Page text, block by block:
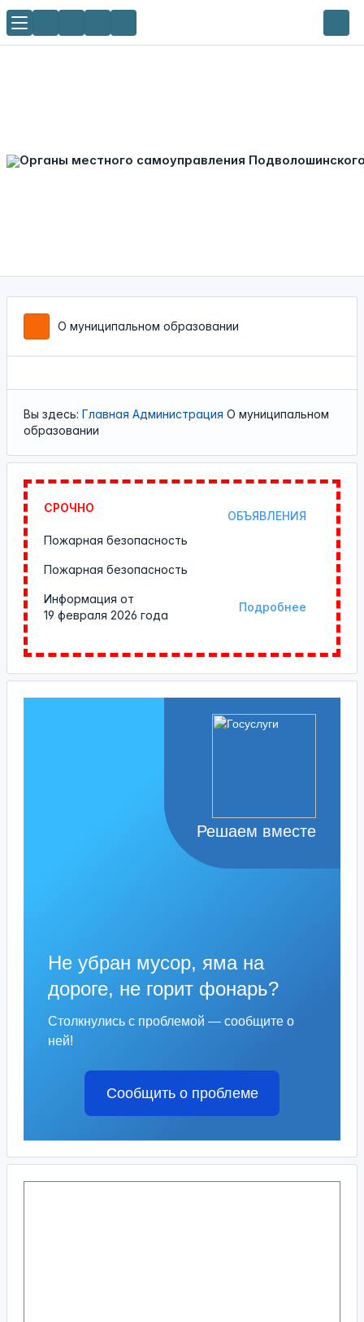
О муниципальном образовании
Вы здесь: Главная Администрация О муниципальном
образовании
СРОЧНО
ОБЪЯВЛЕНИЯ
Пожарная безопасность
Пожарная безопасность
Подробнее
Информация от
19 февраля 2026 года
Решаем вместе
Не убран мусор, яма на
дороге, не горит фонарь?
Столкнулись с проблемой — сообщите о
ней!
Сообщить о проблеме